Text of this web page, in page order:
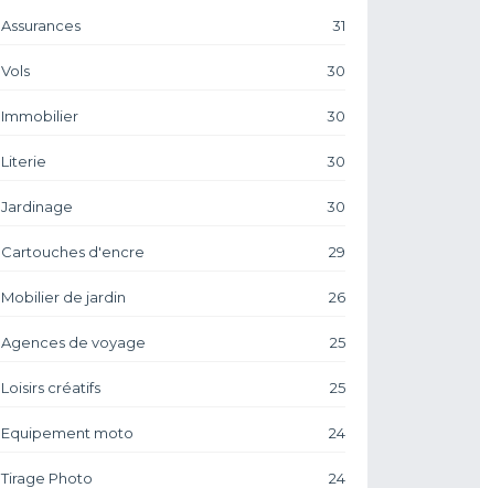
Assurances 31
Vols 30
Immobilier 30
Literie 30
Jardinage 30
Cartouches d'encre 29
Mobilier de jardin 26
Agences de voyage 25
Loisirs créatifs 25
Equipement moto 24
Tirage Photo 24